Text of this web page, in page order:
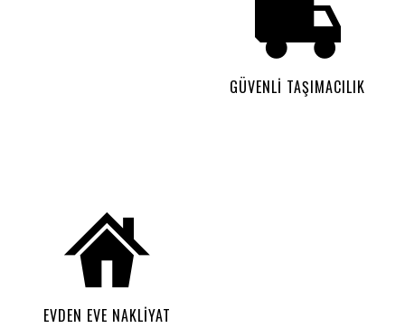
GÜVENLİ TAŞIMACILIK
EVDEN EVE NAKLİYAT